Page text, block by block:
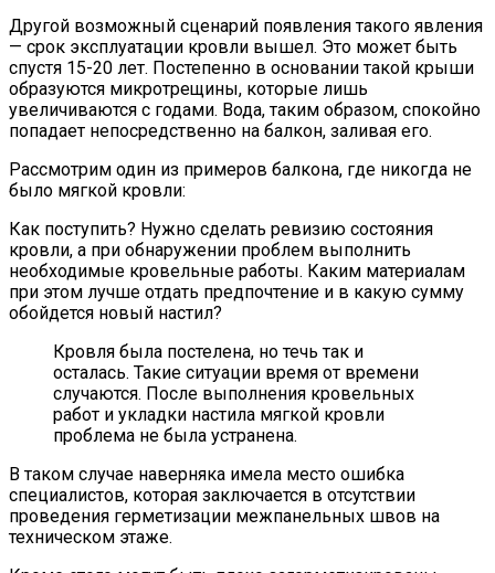
Другой возможный сценарий появления такого явления
— срок эксплуатации кровли вышел. Это может быть
спустя 15-20 лет. Постепенно в основании такой крыши
образуются микротрещины, которые лишь
увеличиваются с годами. Вода, таким образом, спокойно
попадает непосредственно на балкон, заливая его.
Рассмотрим один из примеров балкона, где никогда не
было мягкой кровли:
Как поступить? Нужно сделать ревизию состояния
кровли, а при обнаружении проблем выполнить
необходимые кровельные работы. Каким материалам
при этом лучше отдать предпочтение и в какую сумму
обойдется новый настил?
Кровля была постелена, но течь так и
осталась. Такие ситуации время от времени
случаются. После выполнения кровельных
работ и укладки настила мягкой кровли
проблема не была устранена.
В таком случае наверняка имела место ошибка
специалистов, которая заключается в отсутствии
проведения герметизации межпанельных швов на
техническом этаже.